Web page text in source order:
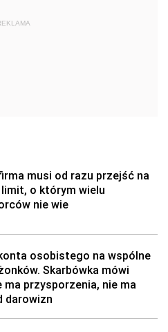
musi od razu przejść na
limit, o którym wielu
nie wie
osobistego na wspólne
Skarbówka mówi
ma przysporzenia, nie ma
darowizn